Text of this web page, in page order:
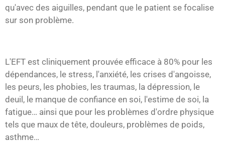
qu'avec des aiguilles, pendant que le patient se focalise
sur son problème.
L'EFT est cliniquement prouvée efficace à 80% pour les
dépendances, le stress, l'anxiété, les crises d'angoisse,
les peurs, les phobies, les traumas, la dépression, le
deuil, le manque de confiance en soi, l'estime de soi, la
fatigue… ainsi que pour les problèmes d'ordre physique
tels que maux de tête, douleurs, problèmes de poids,
asthme…